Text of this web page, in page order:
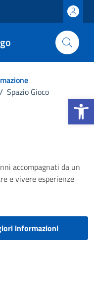
Apri la
/ Spazio Gioco
accompagnati da un
e vivere esperienze
informazioni